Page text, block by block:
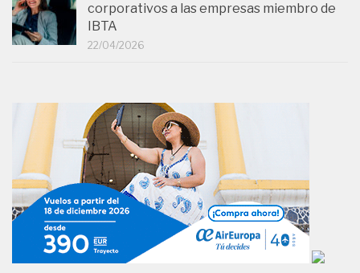
corporativos a las empresas miembro de
IBTA
22/04/2026